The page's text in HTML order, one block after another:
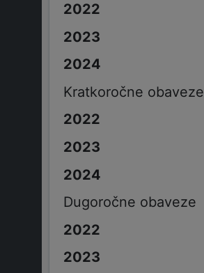
Kratkoročne obaveze
Dugoročne obaveze